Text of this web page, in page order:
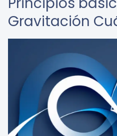
Gravitación